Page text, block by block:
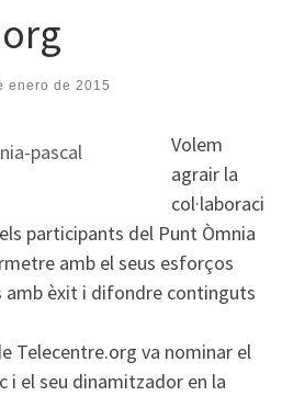
enero de 2015
Volem
agrair la
col·laboraci
participants del Punt Òmnia
amb el seus esforços
èxit i difondre continguts
Telecentre.org va nominar el
i el seu dinamitzador en la